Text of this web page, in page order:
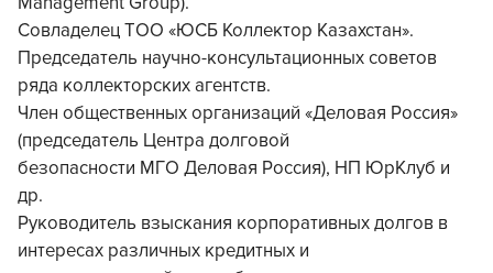
Совладелец ТОО «ЮСБ Коллектор Казахстан».
Председатель научно-консультационных советов
ряда коллекторских агентств.
Член общественных организаций «Деловая Россия»
(председатель Центра долговой
безопасности МГО Деловая Россия), НП ЮрКлуб и
др.
Руководитель взыскания корпоративных долгов в
интересах различных кредитных и